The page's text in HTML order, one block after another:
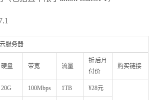
服务器
硬盘 带宽 流量
折后月
付价
购买链接
20G 100Mbps 1TB ¥28元